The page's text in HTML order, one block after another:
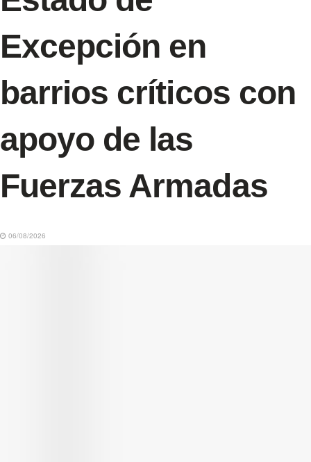
Excepción en
barrios críticos con
apoyo de las
Fuerzas Armadas
06/08/2026